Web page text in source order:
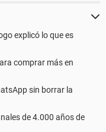
explicó lo que es
comprar más en
sin borrar la
de 4.000 años de